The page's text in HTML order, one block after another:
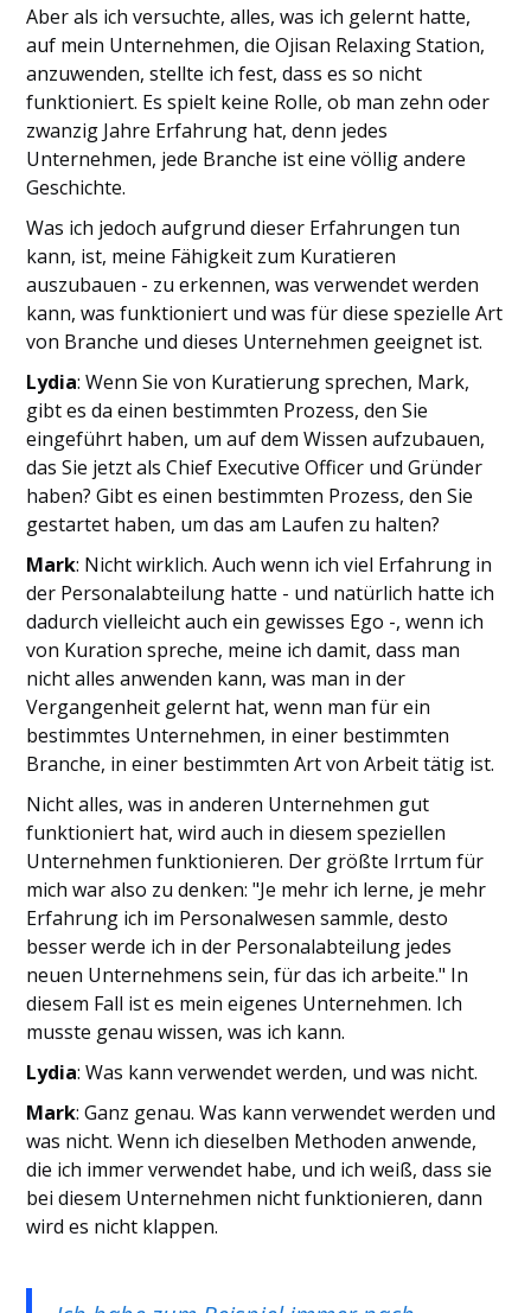
Aber als ich versuchte, alles, was ich gelernt hatte,
auf mein Unternehmen, die Ojisan Relaxing Station,
anzuwenden, stellte ich fest, dass es so nicht
funktioniert. Es spielt keine Rolle, ob man zehn oder
zwanzig Jahre Erfahrung hat, denn jedes
Unternehmen, jede Branche ist eine völlig andere
Geschichte.
Was ich jedoch aufgrund dieser Erfahrungen tun
kann, ist, meine Fähigkeit zum Kuratieren
auszubauen - zu erkennen, was verwendet werden
kann, was funktioniert und was für diese spezielle Art
von Branche und dieses Unternehmen geeignet ist.
Lydia: Wenn Sie von Kuratierung sprechen, Mark,
gibt es da einen bestimmten Prozess, den Sie
eingeführt haben, um auf dem Wissen aufzubauen,
das Sie jetzt als Chief Executive Officer und Gründer
haben? Gibt es einen bestimmten Prozess, den Sie
gestartet haben, um das am Laufen zu halten?
Mark: Nicht wirklich. Auch wenn ich viel Erfahrung in
der Personalabteilung hatte - und natürlich hatte ich
dadurch vielleicht auch ein gewisses Ego -, wenn ich
von Kuration spreche, meine ich damit, dass man
nicht alles anwenden kann, was man in der
Vergangenheit gelernt hat, wenn man für ein
bestimmtes Unternehmen, in einer bestimmten
Branche, in einer bestimmten Art von Arbeit tätig ist.
Nicht alles, was in anderen Unternehmen gut
funktioniert hat, wird auch in diesem speziellen
Unternehmen funktionieren. Der größte Irrtum für
mich war also zu denken: "Je mehr ich lerne, je mehr
Erfahrung ich im Personalwesen sammle, desto
besser werde ich in der Personalabteilung jedes
neuen Unternehmens sein, für das ich arbeite." In
diesem Fall ist es mein eigenes Unternehmen. Ich
musste genau wissen, was ich kann.
Lydia: Was kann verwendet werden, und was nicht.
Mark: Ganz genau. Was kann verwendet werden und
was nicht. Wenn ich dieselben Methoden anwende,
die ich immer verwendet habe, und ich weiß, dass sie
bei diesem Unternehmen nicht funktionieren, dann
wird es nicht klappen.